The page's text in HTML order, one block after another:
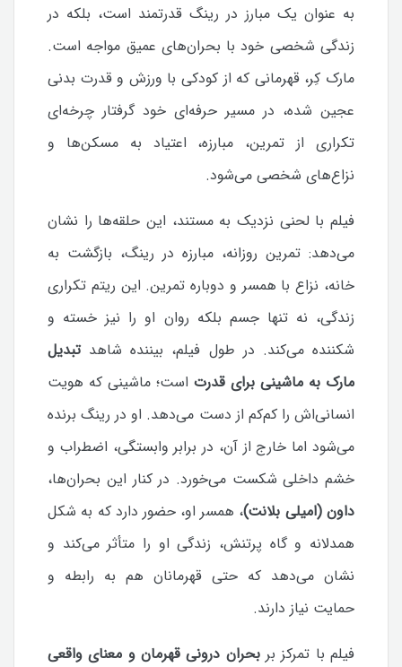
به عنوان یک مبارز در رینگ قدرتمند است، بلکه در
زندگی شخصی خود با بحران‌های عمیق مواجه است.
مارک کِر، قهرمانی که از کودکی با ورزش و قدرت بدنی
عجین شده، در مسیر حرفه‌ای خود گرفتار چرخه‌ای
تکراری از تمرین، مبارزه، اعتیاد به مسکن‌ها و
نزاع‌های شخصی می‌شود.
فیلم با لحنی نزدیک به مستند، این حلقه‌ها را نشان
می‌دهد: تمرین روزانه، مبارزه در رینگ، بازگشت به
خانه، نزاع با همسر و دوباره تمرین. این ریتم تکراری
زندگی، نه تنها جسم بلکه روان او را نیز خسته و
شکننده می‌کند. در طول فیلم، بیننده شاهدتبدیل
مارک به ماشینی برای قدرتاست؛ ماشینی که هویت
انسانی‌اش را کم‌کم از دست می‌دهد. او در رینگ برنده
می‌شود اما خارج از آن، در برابر وابستگی، اضطراب و
خشم داخلی شکست می‌خورد. در کنار این بحران‌ها،
داون (امیلی بلانت)، همسر او، حضور دارد که به شکل
همدلانه و گاه پرتنش، زندگی او را متأثر می‌کند و
نشان می‌دهد که حتی قهرمانان هم به رابطه و
حمایت نیاز دارند.
فیلم با تمرکز بربحران درونی قهرمان و معنای واقعی